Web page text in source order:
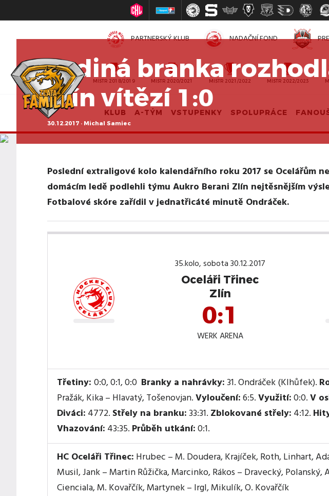
PARTNERSKÝ KLUB NADAČNÍ FOND
MISTR 2010/2011 MISTR 2018/2019 MISTR 2020/2021 MISTR 2021/2022 MISTR 2022/2023
KLUB A-TÝM VSTUPENKY SPOLUPRÁCE
Jediná branka
Zlín vítězí 1:0
30.12.2017 · Michal Samiec
Poslední extraligové kolo kalendářního roku 2017 se Ocelářům
domácím ledě podlehli týmu Aukro Berani Zlín nejtěsnějším
Fotbalové skóre zařídil v jednatřicáté minutě Ondráček.
35.kolo, sobota 30.12.2017
Oceláři Třinec
Zlín
0:1
WERK ARENA
Třetiny: 0:0, 0:1, 0:0 Branky a nahrávky:31. Ondráček (Klhůfek).
Pražák, Kika – Hlavatý, Tošenovjan.Vyloučení:6:5.Využití:0:0.V
Diváci: 4772. Střely na branku:33:31. Zblokované střely: 4:12.
Vhazování: 43:35. Průběh utkání:0:1.
HC Oceláři Třinec: Hrubec – M. Doudera, Krajíček, Roth, Linhart,
Musil, Jank – Martin Růžička, Marcinko, Rákos – Dravecký, Polanský,
Cienciala, M. Kovařčík, Martynek – Irgl, Mikulík, O. Kovařčík